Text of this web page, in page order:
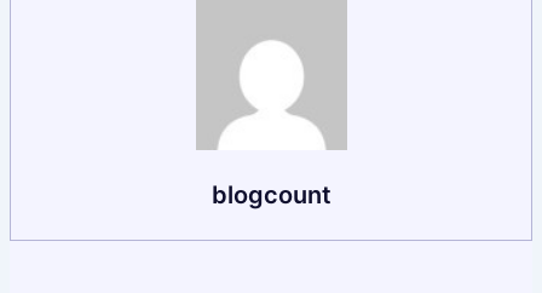
blogcount